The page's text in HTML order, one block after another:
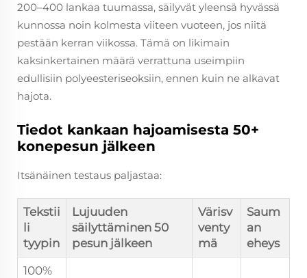
200–400 lankaa tuumassa, säilyvät yleensä hyvässä
kunnossa noin kolmesta viiteen vuoteen, jos niitä
pestään kerran viikossa. Tämä on likimain
kaksinkertainen määrä verrattuna useimpiin
edullisiin polyeesteriseoksiin, ennen kuin ne alkavat
hajota.
Tiedot kankaan hajoamisesta 50+
konepesun jälkeen
Itsänäinen testaus paljastaa:
Tekstii
li
tyypin
Lujuuden
säilyttäminen 50
pesun jälkeen
Värisv
venty
mä
Saum
an
eheys
100%